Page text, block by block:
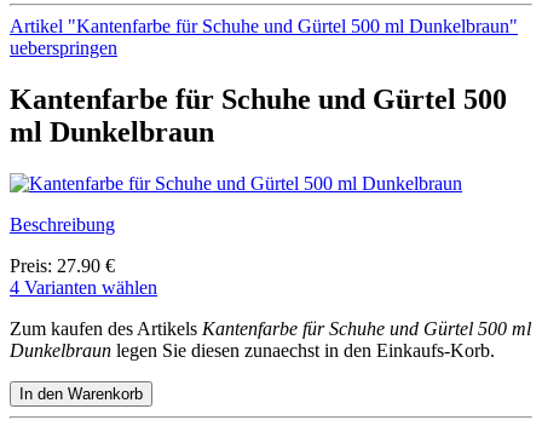
Artikel "Kantenfarbe für Schuhe und Gürtel 500 ml Dunkelbraun"
ueberspringen
Kantenfarbe für Schuhe und Gürtel 500
ml Dunkelbraun
Beschreibung
Preis: 27.90 €
4 Varianten wählen
Zum kaufen des Artikels Kantenfarbe für Schuhe und Gürtel 500 ml
Dunkelbraun legen Sie diesen zunaechst in den Einkaufs-Korb.